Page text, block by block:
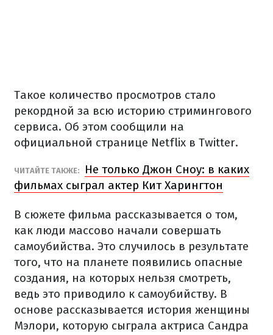
Такое количество просмотров стало
рекордной за всю историю стримингового
сервиса. Об этом сообщили на
официальной странице Netflix в Twitter.
ЧИТАЙТЕ ТАКЖЕ:
Не только Джон Сноу: в каких
фильмах сыграл актер Кит Харингтон
В сюжете фильма рассказывается о том,
как люди массово начали совершать
самоубийства. Это случилось в результате
того, что на планете появились опасные
создания, на которых нельзя смотреть,
ведь это приводило к самоубийству. В
основе рассказывается история женщины
Мэлори, которую сыграла актриса Сандра